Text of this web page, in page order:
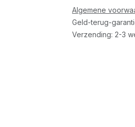
Algemene
Geld-terug-
Verzending: 2-3